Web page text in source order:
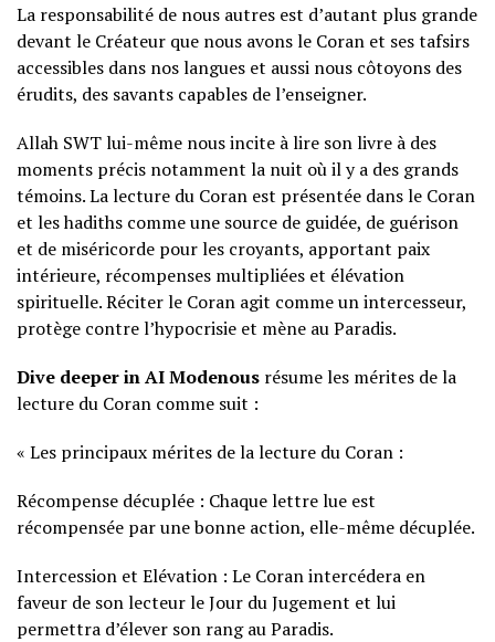
La responsabilité de nous autres est d’autant plus grande
devant le Créateur que nous avons le Coran et ses tafsirs
accessibles dans nos langues et aussi nous côtoyons des
érudits, des savants capables de l’enseigner.
‎Allah SWT lui-même nous incite à lire son livre à des
moments précis notamment la nuit où il y a des grands
témoins. La lecture du Coran est présentée dans le Coran
et les hadiths comme une source de guidée, de guérison
et de miséricorde pour les croyants, apportant paix
intérieure, récompenses multipliées et élévation
spirituelle. Réciter le Coran agit comme un intercesseur,
protège contre l’hypocrisie et mène au Paradis.
Dive deeper in AI Modenous résume les mérites de la
lecture du Coran comme suit :
« Les principaux mérites de la lecture du Coran :
Récompense décuplée : Chaque lettre lue est
récompensée par une bonne action, elle-même décuplée.
Intercession et Elévation : Le Coran intercédera en
faveur de son lecteur le Jour du Jugement et lui
permettra d’élever son rang au Paradis.